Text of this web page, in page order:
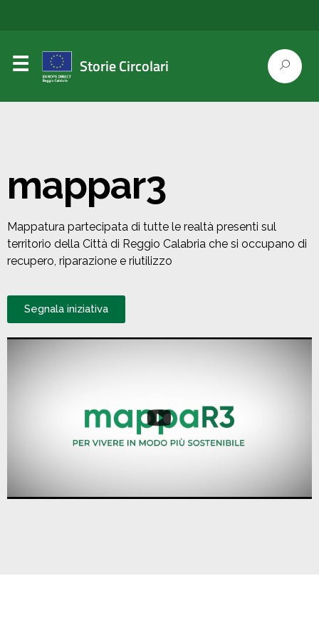
Storie Circolari
mappar3
Mappatura partecipata di tutte le realtà presenti sul
territorio della Città di Reggio Calabria che si occupano di
recupero, riparazione e riutilizzo
Segnala iniziativa